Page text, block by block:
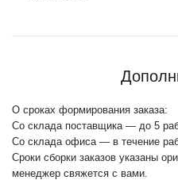
О сроках формирования заказа:
Со склада поставщика — до 5
Со склада офиса — в течение
Сроки сборки заказов указаны
менеджер свяжется с вами.